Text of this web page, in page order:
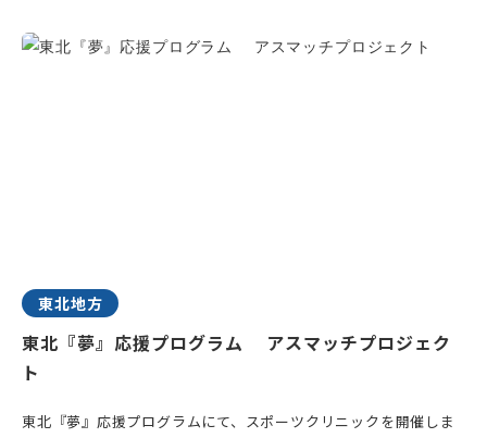
東北地方
東北『夢』応援プログラム アスマッチプロジェク
ト
東北『夢』応援プログラムにて、スポーツクリニックを開催しま